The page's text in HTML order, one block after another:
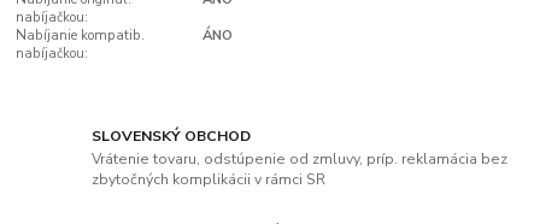
nabíjačkou:
Nabíjanie kompatib.
nabíjačkou:
ÁNO
SLOVENSKÝ OBCHOD
Vrátenie tovaru, odstúpenie od zmluvy, príp. reklamácia bez
zbytočných komplikácii v rámci SR